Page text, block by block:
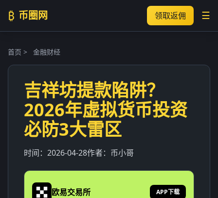
₿ 币圈网 领取返佣 ☰
首页 > 金融财经
吉祥坊提款陷阱？
2026年虚拟货币投资
必防3大雷区
时间： 2026-04-28作者： 币小哥
欧易交易所 APP下载